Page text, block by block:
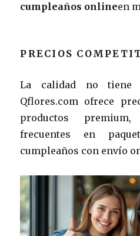
cumpleaños onlineen
PRECIOS
La calidad no tiene
Qflores.com ofrece
productos
frecuentes en
cumpleaños con envío